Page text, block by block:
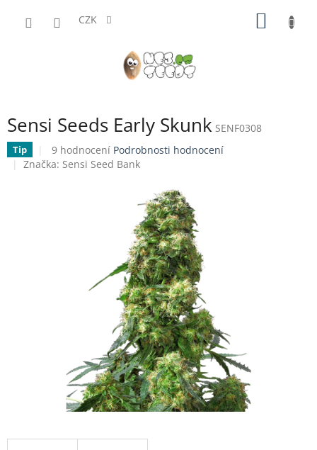
CZK
Sensi Seeds Early Skunk SENF0308
Tip
Průměrné
hodnocení
9 hodnocení Podrobnosti hodnocení
Značka: Sensi Seed Bank